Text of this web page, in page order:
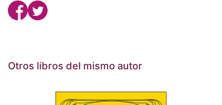
Otros libros del mismo autor